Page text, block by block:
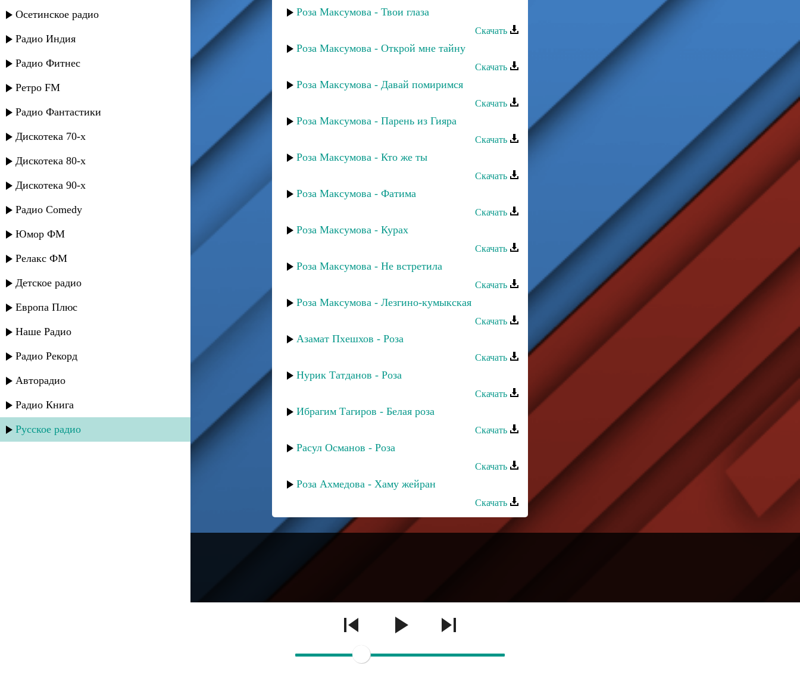
Осетинское радио
Радио Индия
Радио Фитнес
Ретро FM
Радио Фантастики
Дискотека 70-х
Дискотека 80-х
Дискотека 90-х
Радио Comedy
Юмор ФМ
Релакс ФМ
Детское радио
Европа Плюс
Наше Радио
Радио Рекорд
Авторадио
Радио Книга
Русское радио
Роза Максумова - Твои глаза
Скачать
Роза Максумова - Открой мне тайну
Скачать
Роза Максумова - Давай помиримся
Скачать
Роза Максумова - Парень из Гияра
Скачать
Роза Максумова - Кто же ты
Скачать
Роза Максумова - Фатима
Скачать
Роза Максумова - Курах
Скачать
Роза Максумова - Не встретила
Скачать
Роза Максумова - Лезгино-кумыкская
Скачать
Азамат Пхешхов - Роза
Скачать
Нурик Татданов - Роза
Скачать
Ибрагим Тагиров - Белая роза
Скачать
Расул Османов - Роза
Скачать
Роза Ахмедова - Хаму жейран
Скачать